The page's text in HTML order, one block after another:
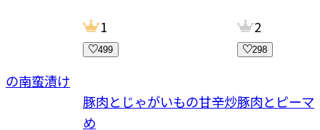
の南蛮漬け
1
499
豚肉とじゃがいもの甘辛炒
め
2
298
豚肉とピーマ